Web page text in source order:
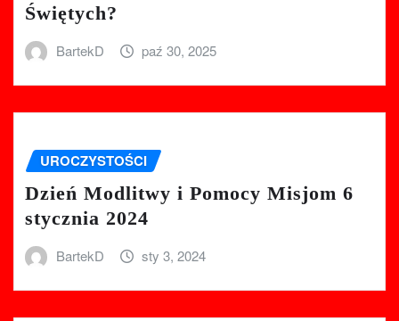
Świętych?
BartekD paź 30, 2025
UROCZYSTOŚCI
Dzień Modlitwy i Pomocy Misjom 6
stycznia 2024
BartekD sty 3, 2024